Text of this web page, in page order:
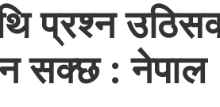
प्रश्न
सक्छ : नेपाल